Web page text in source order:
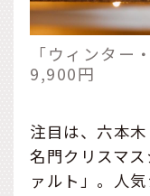
「ウィンター
9,900円
注目は、六本
名門クリスマ
ァルト」。人